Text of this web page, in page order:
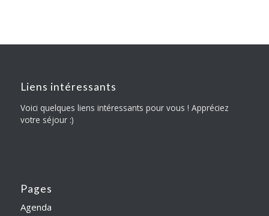
Liens intéressants
Voici quelques liens intéressants pour vous ! Appréciez
votre séjour :)
Pages
Agenda